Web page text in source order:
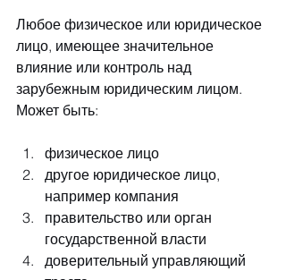
Любое физическое или юридическое
лицо, имеющее значительное
влияние или контроль над
зарубежным юридическим лицом.
Может быть:
физическое лицо
другое юридическое лицо,
например компания
правительство или орган
государственной власти
доверительный управляющий